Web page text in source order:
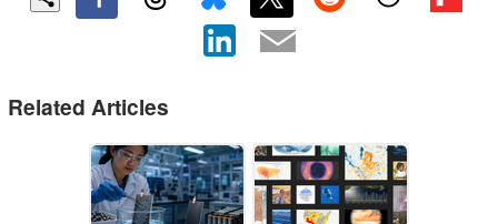
Related Articles